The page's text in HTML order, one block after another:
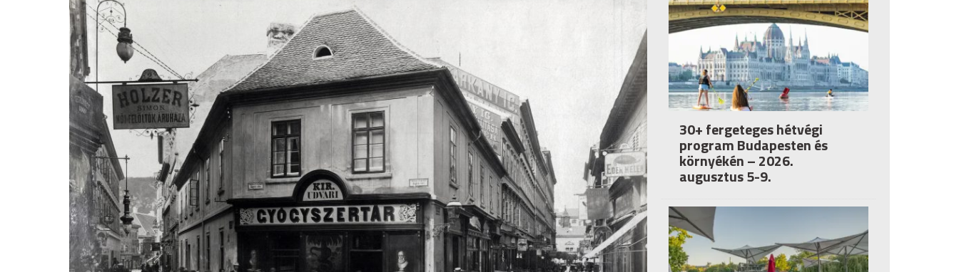
30+ fergeteges hétvégi
program Budapesten és
környékén – 2026.
augusztus 5-9.